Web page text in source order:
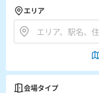
エリア
会場タイプ